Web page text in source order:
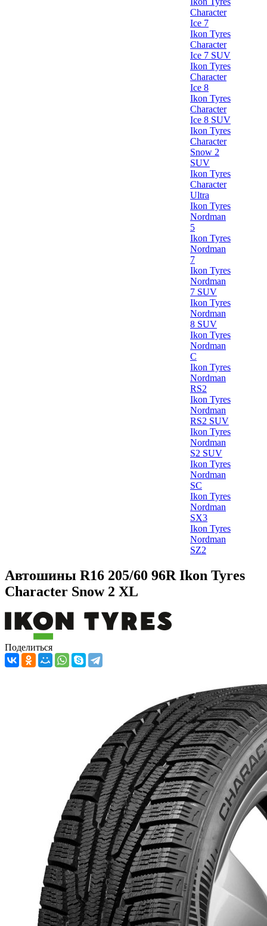
Character
Ice 7
Ikon Tyres
Character
Ice 7 SUV
Ikon Tyres
Character
Ice 8
Ikon Tyres
Character
Ice 8 SUV
Ikon Tyres
Character
Snow 2
SUV
Ikon Tyres
Character
Ultra
Ikon Tyres
Nordman
5
Ikon Tyres
Nordman
7
Ikon Tyres
Nordman
7 SUV
Ikon Tyres
Nordman
8 SUV
Ikon Tyres
Nordman
C
Ikon Tyres
Nordman
RS2
Ikon Tyres
Nordman
RS2 SUV
Ikon Tyres
Nordman
S2 SUV
Ikon Tyres
Nordman
SC
Ikon Tyres
Nordman
SX3
Ikon Tyres
Nordman
SZ2
Автошины R16 205/60 96R Ikon Tyres
Character Snow 2 XL
Поделиться